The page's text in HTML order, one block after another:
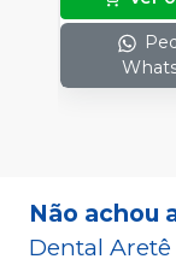
Não achou
Dental Aretê